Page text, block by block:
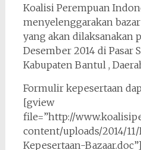
Koalisi Perempuan
menyelenggarakan
yang akan dilaksanakan
Desember 2014 di Pasar
Kabupaten Bantul ,
Formulir kepesertaan
[gview
file=”http://
content/uploads/2014/
Kepesertaan-Bazaar.doc”]